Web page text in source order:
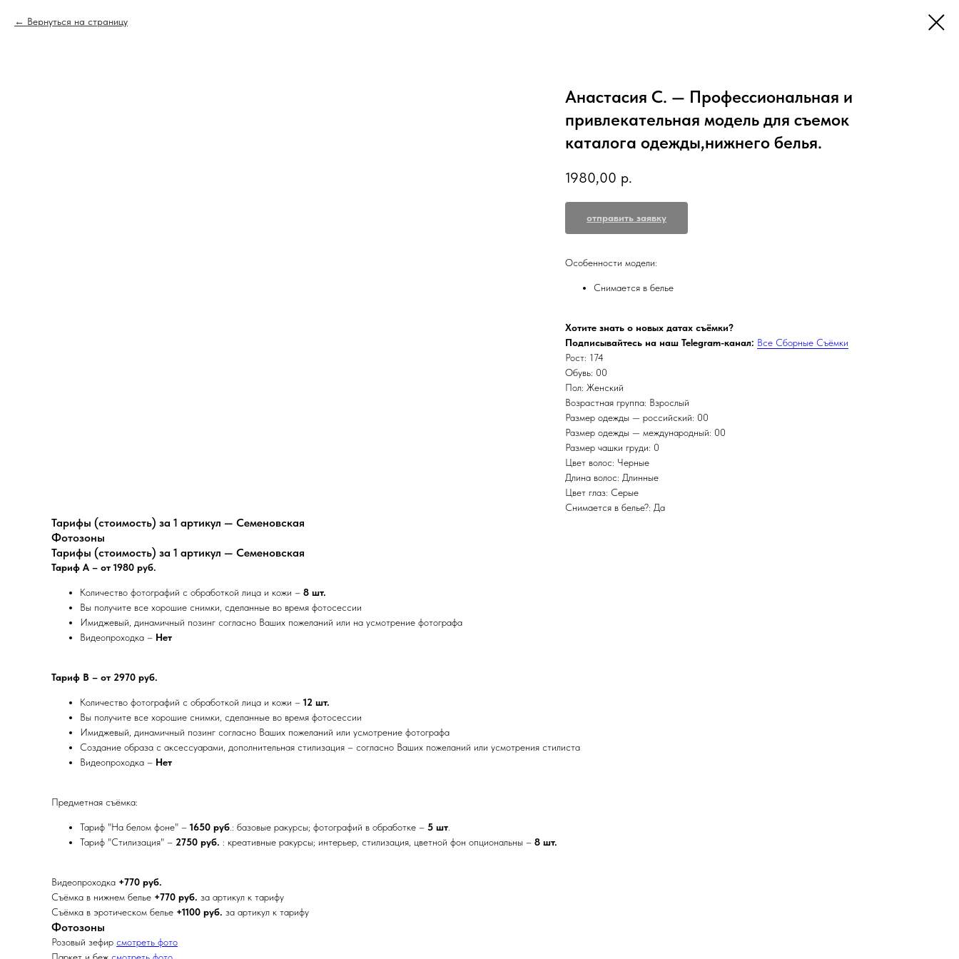
Вернуться на страницу
Анастасия С. — Профессиональная и
привлекательная модель для съемок
каталога одежды,нижнего белья.
1980,00 р.
отправить заявку
Особенности модели:
Снимается в белье
Хотите знать о новых датах съёмки?
Подписывайтесь на наш Telegram-канал: Все Сборные Съёмки
Рост: 174
Обувь: 00
Пол: Женский
Возрастная группа: Взрослый
Размер одежды — российский: 00
Размер одежды — международный: 00
Размер чашки груди: 0
Цвет волос: Черные
Длина волос: Длинные
Цвет глаз: Серые
Снимается в белье?: Да
Тарифы (стоимость) за 1 артикул — Семеновская
Фотозоны
Тарифы (стоимость) за 1 артикул — Семеновская
Тариф А – от 1980 руб.
Количество фотографий с обработкой лица и кожи – 8 шт.
Вы получите все хорошие снимки, сделанные во время фотосессии
Имиджевый, динамичный позинг согласно Ваших пожеланий или на усмотрение фотографа
Видеопроходка – Нет
Тариф B – от 2970 руб.
Количество фотографий с обработкой лица и кожи – 12 шт.
Вы получите все хорошие снимки, сделанные во время фотосессии
Имиджевый, динамичный позинг согласно Ваших пожеланий или усмотрение фотографа
Создание образа с аксессуарами, дополнительная стилизация – согласно Ваших пожеланий или усмотрения стилиста
Видеопроходка – Нет
Предметная съёмка:
Тариф "На белом фоне" – 1650 руб .: базовые ракурсы; фотографий в обработке – 5 шт
Тариф "Стилизация" – 2750 руб. : креативные ракурсы; интерьер, стилизация, цветной фон опциональны – 8 шт.
Видеопроходка +770 руб.
Съёмка в нижнем белье +770 руб. за артикул к тарифу
Съёмка в эротическом белье +1100 руб. за артикул к тарифу
Фотозоны
Розовый зефир смотреть фото